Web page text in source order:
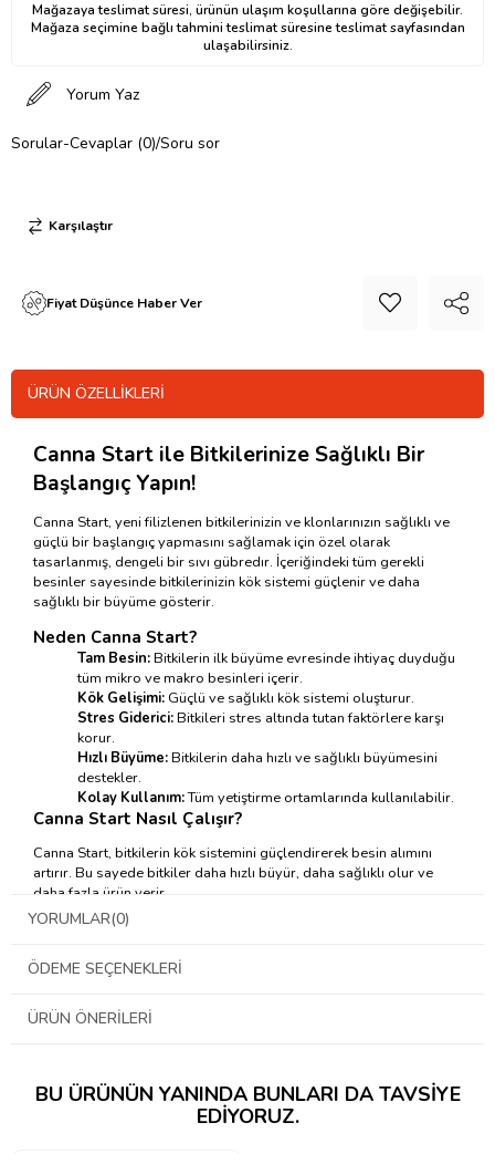
Mağazaya teslimat süresi, ürünün ulaşım koşullarına göre değişebilir.
Mağaza seçimine bağlı tahmini teslimat süresine teslimat sayfasından
ulaşabilirsiniz.
Yorum Yaz
Sorular-Cevaplar (0)/Soru sor
Karşılaştır
Fiyat Düşünce Haber Ver
ÜRÜN ÖZELLIKLERI
Canna Start ile Bitkilerinize Sağlıklı Bir
Başlangıç Yapın!
Canna Start, yeni filizlenen bitkilerinizin ve klonlarınızın sağlıklı ve
güçlü bir başlangıç yapmasını sağlamak için özel olarak
tasarlanmış, dengeli bir sıvı gübredır. İçeriğindeki tüm gerekli
besinler sayesinde bitkilerinizin kök sistemi güçlenir ve daha
sağlıklı bir büyüme gösterir.
Neden Canna Start?
Tam Besin:Bitkilerin ilk büyüme evresinde ihtiyaç duyduğu
tüm mikro ve makro besinleri içerir.
Kök Gelişimi: Güçlü ve sağlıklı kök sistemi oluşturur.
Stres Giderici:Bitkileri stres altında tutan faktörlere karşı
korur.
Hızlı Büyüme:Bitkilerin daha hızlı ve sağlıklı büyümesini
destekler.
Kolay Kullanım:Tüm yetiştirme ortamlarında kullanılabilir.
Canna Start Nasıl Çalışır?
Canna Start, bitkilerin kök sistemini güçlendirerek besin alımını
artırır. Bu sayede bitkiler daha hızlı büyür, daha sağlıklı olur ve
daha fazla ürün verir.
Canna Start Nasıl Kullanılır?
Uygulama:Toprak, coco coir, taş yünü gibi çeşitli yetiştirme
Sıklık:İlk iki hafta boyunca düzenli olarak kullanın.
YORUMLAR(0)
ÖDEME SEÇENEKLERI
ÜRÜN ÖNERILERI
BU ÜRÜNÜN YANINDA BUNLARI DA TAVSIYE
EDIYORUZ.